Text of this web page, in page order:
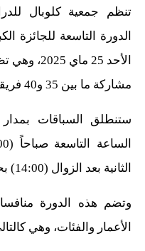
تنظم جمعية كلوبال
الدورة التاسعة للجائزة
الأحد 25
مشاركة ما بين 35 و40 فريقاً من مختلف مناطق المملكة.
ستنطلق السباقات
الثانية بعد الزوال (14:00) بحفل توزيع الجوائز على الفائزين.
الأعمار والفئات، وهي